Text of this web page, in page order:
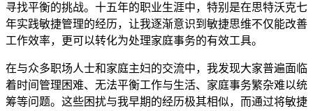
寻找平衡的挑战。十五年的职业生涯中，特别是在思特沃克七
年实践敏捷管理的经历，让我逐渐意识到敏捷思维不仅能改善
工作效率，更可以转化为处理家庭事务的有效工具。
在与众多职场人士和家庭主妇的交流中，我发现大家普遍面临
着时间管理困难、无法平衡工作与生活、家庭事务繁杂难以统
筹等问题。这些困扰与我早期的经历极其相似，而通过将敏捷